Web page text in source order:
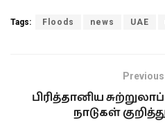
Tags: Floods news UAE
பிரித்தானிய
நாடுகள்